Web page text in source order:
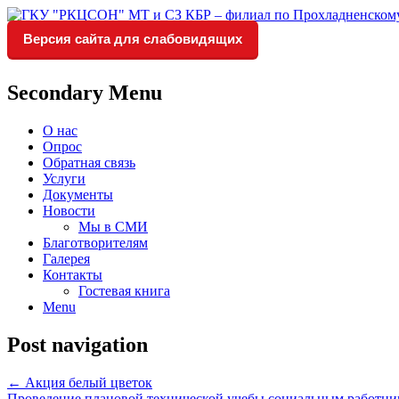
ГКУ "РКЦСОН" МТ и СЗ КБР –
Социальное обслуживание в
Версия сайта для слабовидящих
Secondary Menu
О нас
Опрос
Обратная связь
Услуги
Документы
Новости
Мы в СМИ
Благотворителям
Галерея
Контакты
Гостевая книга
Menu
Post navigation
← Акция белый цветок